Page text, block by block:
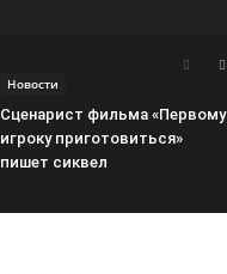
Новости
Сценарист фильма «Первому
игроку приготовиться»
пишет сиквел